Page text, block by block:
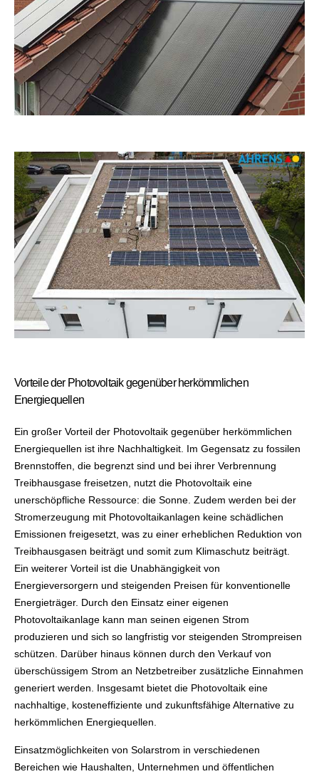
Vorteile der Photovoltaik gegenüber herkömmlichen
Energiequellen
Ein großer Vorteil der Photovoltaik gegenüber herkömmlichen
Energiequellen ist ihre Nachhaltigkeit. Im Gegensatz zu fossilen
Brennstoffen, die begrenzt sind und bei ihrer Verbrennung
Treibhausgase freisetzen, nutzt die Photovoltaik eine
unerschöpfliche Ressource: die Sonne. Zudem werden bei der
Stromerzeugung mit Photovoltaikanlagen keine schädlichen
Emissionen freigesetzt, was zu einer erheblichen Reduktion von
Treibhausgasen beiträgt und somit zum Klimaschutz beiträgt.
Ein weiterer Vorteil ist die Unabhängigkeit von
Energieversorgern und steigenden Preisen für konventionelle
Energieträger. Durch den Einsatz einer eigenen
Photovoltaikanlage kann man seinen eigenen Strom
produzieren und sich so langfristig vor steigenden Strompreisen
schützen. Darüber hinaus können durch den Verkauf von
überschüssigem Strom an Netzbetreiber zusätzliche Einnahmen
generiert werden. Insgesamt bietet die Photovoltaik eine
nachhaltige, kosteneffiziente und zukunftsfähige Alternative zu
herkömmlichen Energiequellen.
Einsatzmöglichkeiten von Solarstrom in verschiedenen
Bereichen wie Haushalten, Unternehmen und öffentlichen